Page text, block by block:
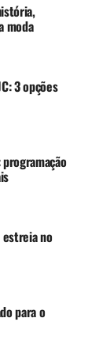
moda
3 opções
estreia no
para o